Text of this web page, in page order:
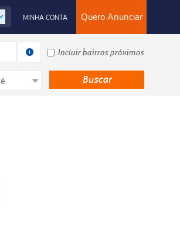
Quero Anunciar
MINHA CONTA
Incluir bairros próximos